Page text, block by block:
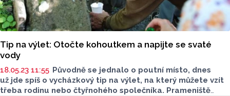
Tip na výlet: Otočte kohoutkem a napijte se svaté
vody
18.05.23 11:55 Původně se jednalo o poutní místo, dnes
už jde spíš o vycházkový tip na výlet, na který můžete vzít
třeba rodinu nebo čtyřnohého společníka. Prameniště